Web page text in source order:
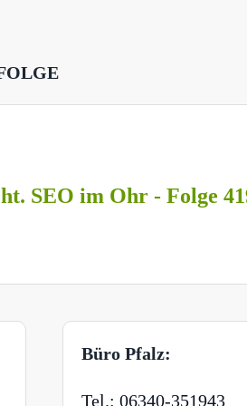
SEO im Ohr - Folge
Büro Pfalz:
Tel.: 06340-351943